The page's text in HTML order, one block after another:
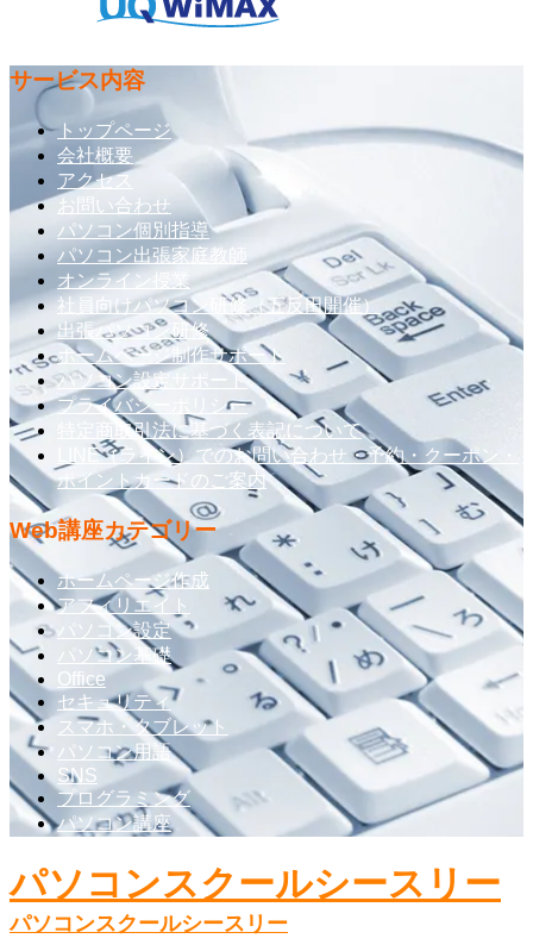
サービス内容
トップページ
会社概要
アクセス
お問い合わせ
パソコン個別指導
パソコン出張家庭教師
オンライン授業
社員向けパソコン研修（五反田開催）
出張パソコン研修
ホームページ制作サポート
パソコン設定サポート
プライバシーポリシー
特定商取引法に基づく表記について
LINE（ライン）でのお問い合わせ・予約・クーポン・
ポイントカードのご案内
Web講座カテゴリー
ホームページ作成
アフィリエイト
パソコン設定
パソコン基礎
Office
セキュリティ
スマホ・タブレット
パソコン用語
SNS
プログラミング
パソコン講座
パソコンスクールシースリー
パソコンスクールシースリー